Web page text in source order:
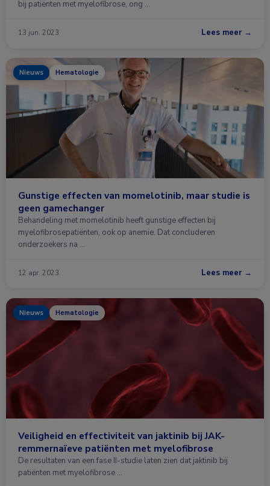
bij patiënten met myelofibrose, ong …
13 jun. 2023 Lees meer →
Nieuws Hematologie
Gunstige effecten van momelotinib, maar studie is
geen gamechanger
Behandeling met momelotinib heeft gunstige effecten bij
myelofibrosepatiënten, ook op anemie. Dat concluderen
onderzoekers na …
12 apr. 2023 Lees meer →
Nieuws Hematologie
Veiligheid en effectiviteit van jaktinib bij JAK-
remmernaïeve patiënten met myelofibrose
De resultaten van een fase II-studie laten zien dat jaktinib bij
patiënten met myelofibrose …